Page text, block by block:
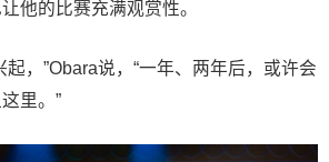
他的比赛充满观赏性。
起，”Obara说，“一年、两年后，或许会
里。”